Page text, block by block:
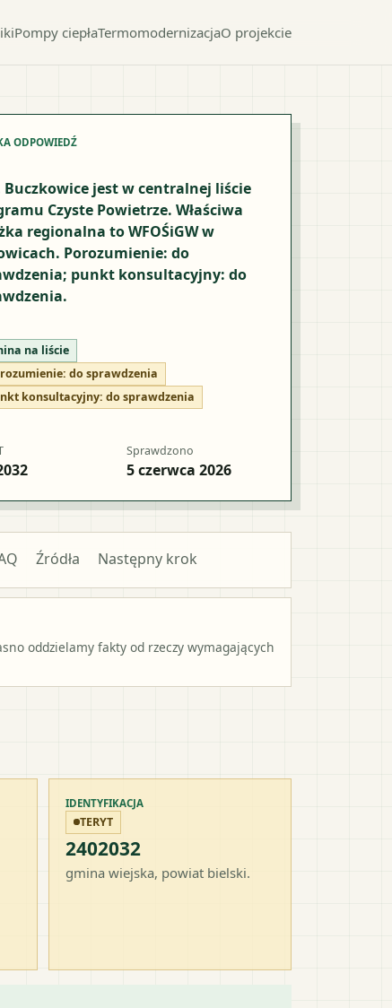
Pompy ciepłaTermomodernizacjaO projekcie
ODPOWIEDŹ
Buczkowice jest w centralnej liście
Czyste Powietrze. Właściwa
regionalna to WFOŚiGW w
Porozumienie: do
punkt konsultacyjny: do
na liście
do sprawdzenia
konsultacyjny: do sprawdzenia
Sprawdzono
5 czerwca 2026
Źródła Następny krok
oddzielamy fakty od rzeczy wymagających
IDENTYFIKACJA
TERYT
2402032
gmina wiejska, powiat bielski.